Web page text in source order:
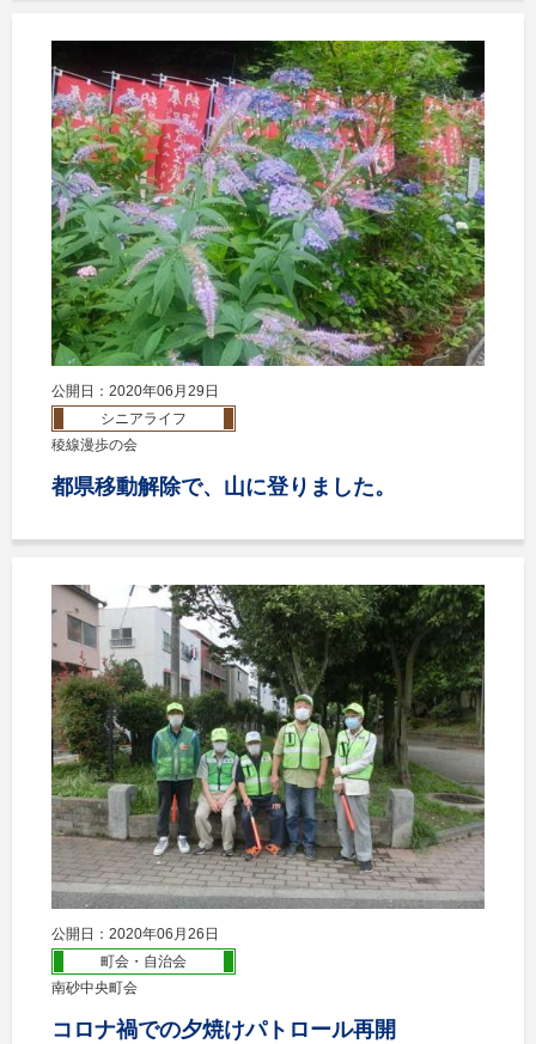
公開日：2020年06月29日
シニアライフ
稜線漫歩の会
都県移動解除で、山に登りました。
公開日：2020年06月26日
町会・自治会
南砂中央町会
コロナ禍での夕焼けパトロール再開